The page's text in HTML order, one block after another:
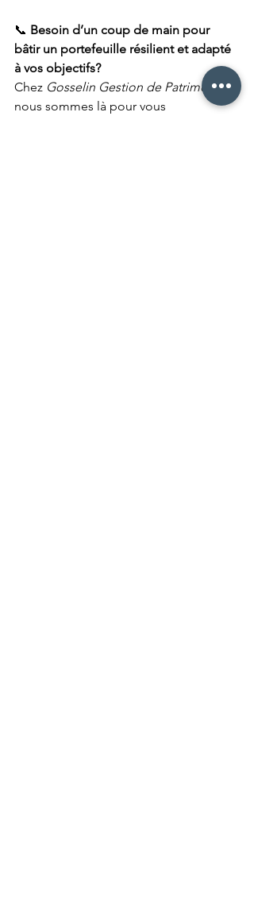
📞 Besoin d’un coup de main pour
bâtir un portefeuille résilient et adapté
à vos objectifs?
Chez Gosselin Gestion de Patrimoine,
nous sommes là pour vous